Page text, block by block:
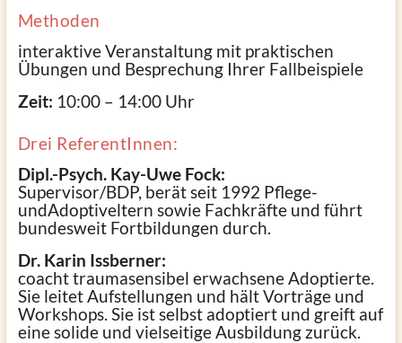
Methoden
interaktive Veranstaltung mit praktischen
Übungen und Besprechung Ihrer Fallbeispiele
Zeit: 10:00 – 14:00 Uhr
Drei ReferentInnen:
Dipl.-Psych. Kay-Uwe Fock:
Supervisor/BDP, berät seit 1992 Pflege-
undAdoptiveltern sowie Fachkräfte und führt
bundesweit Fortbildungen durch.
Dr. Karin Issberner:
coacht traumasensibel erwachsene Adoptierte.
Sie leitet Aufstellungen und hält Vorträge und
Workshops. Sie ist selbst adoptiert und greift auf
eine solide und vielseitige Ausbildung zurück.